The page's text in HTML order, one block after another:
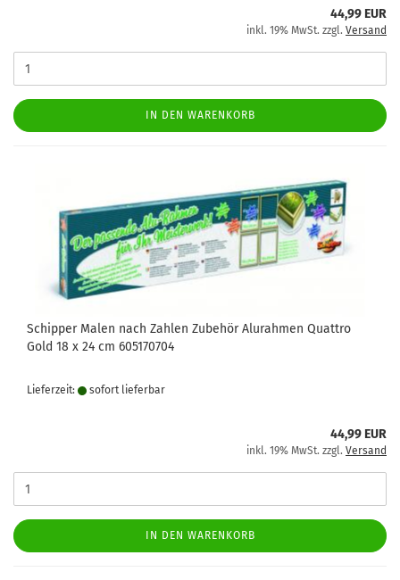
44,99 EUR
inkl. 19% MwSt. zzgl. Versand
IN DEN WARENKORB
Schipper Malen nach Zahlen Zubehör Alurahmen Quattro
Gold 18 x 24 cm 605170704
Lieferzeit: sofort lie­fer­bar
44,99 EUR
inkl. 19% MwSt. zzgl. Versand
IN DEN WARENKORB